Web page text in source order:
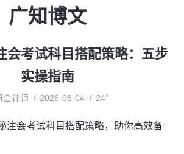
广知博文
会考试科目搭配策略：五步
实操指南
会计师 2026-06-04 24°
注会考试科目搭配策略，助你高效备